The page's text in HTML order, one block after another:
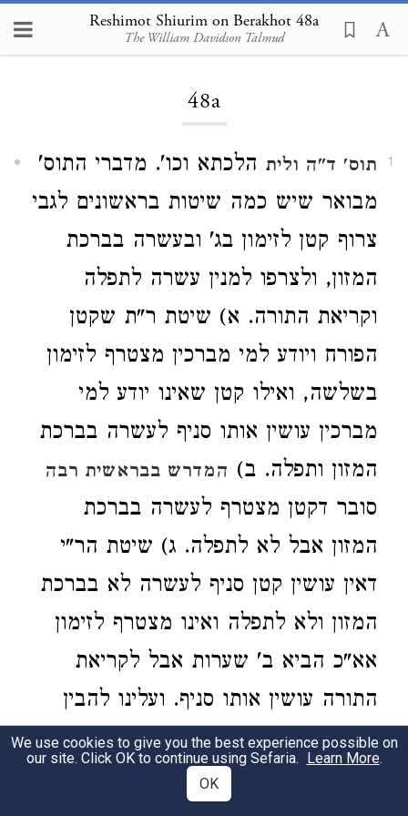
Reshimot Shiurim on Berakhot 48a
The William Davidson Talmud
Loading...
48a
1 תוס' ד"ה ולית הלכתא וכו'. מדברי התוס'
מבואר שיש כמה שיטות בראשונים לגבי
צרוף קטן לזימון בג' ובעשרה בברכת
המזון, ולצרפו למנין עשרה לתפלה
וקריאת התורה. א) שיטת ר"ת שקטן
הפורח ויודע למי מברכין מצטרף לזימון
בשלשה, ואילו קטן שאינו יודע למי
מברכין עושין אותו סניף לעשרה בברכת
המזון ותפלה. ב) המדרש בבראשית רבה
סובר דקטן מצטרף לעשרה בברכת
המזון אבל לא לתפלה. ג) שיטת הר"י
דאין עושין קטן סניף לעשרה לא בברכת
המזון ולא לתפלה ואינו מצטרף לזימון
אא"כ הביא ב' שערות אבל לקריאת
התורה עושין אותו סניף. ועלינו להבין
השיטות האלו.
ונראה דלשיטת ר"ת ההלכה של ברכת
We use cookies to give you the best experience possible on
our site. Click OK to continue using Sefaria. Learn More.
OK